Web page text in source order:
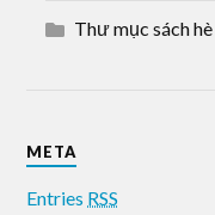
Thư mục sách hè
META
Entries RSS